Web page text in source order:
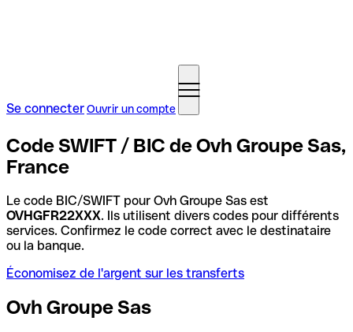
Se connecterOuvrir un compte
Code SWIFT / BIC de Ovh Groupe Sas,
France
Le code BIC/SWIFT pour Ovh Groupe Sas est
OVHGFR22XXX. Ils utilisent divers codes pour différents
services. Confirmez le code correct avec le destinataire
ou la banque.
Économisez de l'argent sur les transferts
Ovh Groupe Sas